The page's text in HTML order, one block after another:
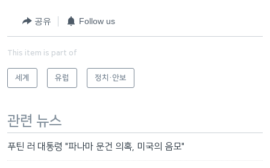
공유 Follow us
This item is part of
세계 유럽 정치·안보
관련 뉴스
푸틴 러 대통령 "파나마 문건 의혹, 미국의 음모"